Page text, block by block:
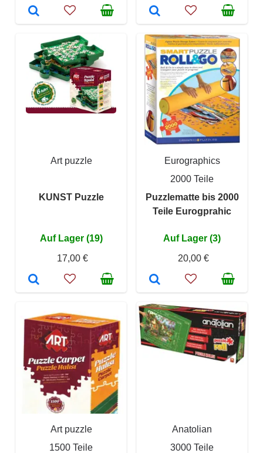
Art puzzle
KUNST Puzzle
Auf Lager (19)
17,00 €
Eurographics
2000 Teile
Puzzlematte bis 2000
Teile Eurogprahic
Auf Lager (3)
20,00 €
Art puzzle
1500 Teile
Anatolian
3000 Teile